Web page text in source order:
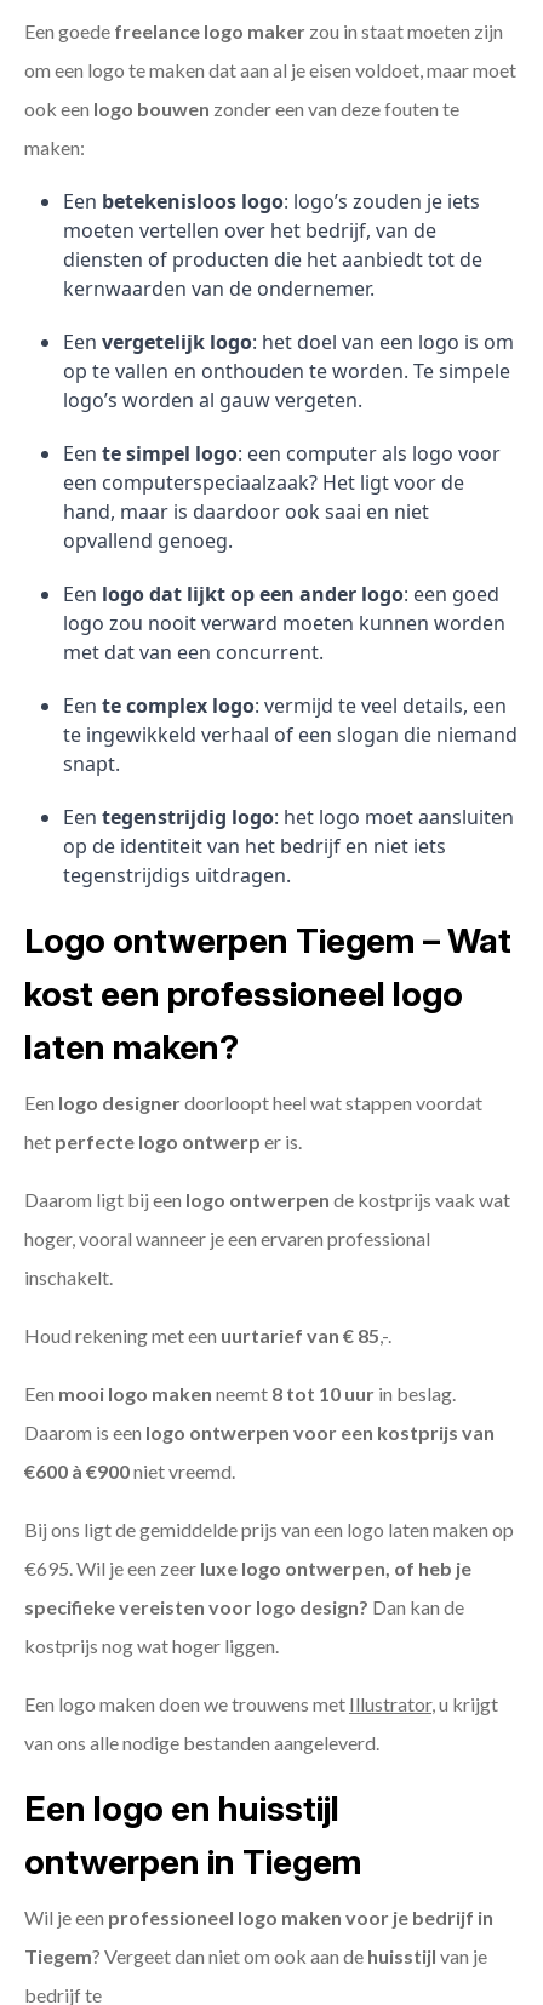
Een goede freelance logo maker zou in staat moeten zijn
om een logo te maken dat aan al je eisen voldoet, maar moet
ook een logo bouwen zonder een van deze fouten te
maken:
Een betekenisloos logo: logo’s zouden je iets
moeten vertellen over het bedrijf, van de
diensten of producten die het aanbiedt tot de
kernwaarden van de ondernemer.
Een vergetelijk logo: het doel van een logo is om
op te vallen en onthouden te worden. Te simpele
logo’s worden al gauw vergeten.
Een te simpel logo: een computer als logo voor
een computerspeciaalzaak? Het ligt voor de
hand, maar is daardoor ook saai en niet
opvallend genoeg.
Een logo dat lijkt op een ander logo: een goed
logo zou nooit verward moeten kunnen worden
met dat van een concurrent.
Een te complex logo: vermijd te veel details, een
te ingewikkeld verhaal of een slogan die niemand
snapt.
Een tegenstrijdig logo: het logo moet aansluiten
op de identiteit van het bedrijf en niet iets
tegenstrijdigs uitdragen.
Logo ontwerpen Tiegem – Wat
kost een professioneel logo
laten maken?
Een logo designerdoorloopt heel wat stappen voordat
het perfecte logo ontwerp er is.
Daarom ligt bij een logo ontwerpen de kostprijs vaak wat
hoger, vooral wanneer je een ervaren professional
inschakelt.
Houd rekening met een uurtarief van € 85,-.
Een mooi logo maken neemt 8 tot 10 uur in beslag.
Daarom is een logo ontwerpen voor een kostprijs van
€600 à €900niet vreemd.
Bij ons ligt de gemiddelde prijs van een logo laten maken op
€695. Wil je een zeer luxe logo ontwerpen, of heb je
specifieke vereisten voor logo design? Dan kan de
kostprijs nog wat hoger liggen.
Een logo maken doen we trouwens met Illustrator, u krijgt
van ons alle nodige bestanden aangeleverd.
Een logo en huisstijl
ontwerpen in Tiegem
Wil je een professioneel logo maken voor je bedrijf in
Tiegem? Vergeet dan niet om ook aan de huisstijl van je
bedrijf te